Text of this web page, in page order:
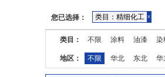
您已选择： 类目：精细化工 ×
类目： 不限 涂料 油漆 染
地区： 不限 华北 东北 华
湖南
广东 广西 江